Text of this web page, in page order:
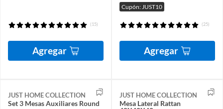
(15)
Agregar
Cupón: JUST10
(25)
Agregar
JUST HOME COLLECTION
Set 3 Mesas Auxiliares Round
JUST HOME COLLECTION
Mesa Lateral Rattan